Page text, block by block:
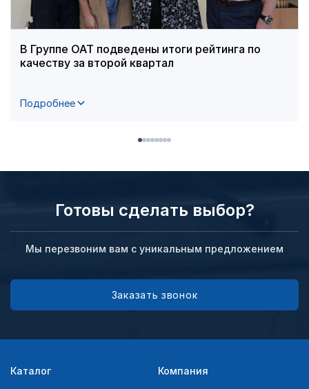
В Группе ОАТ подведены итоги рейтинга по
качеству за второй квартал
Подробнее
Готовы сделать выбор?
Мы перезвоним вам с уникальным предложением
Заказать звонок
Каталог Компания